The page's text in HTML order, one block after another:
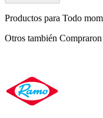
Productos para Todo
Otros también Compraron